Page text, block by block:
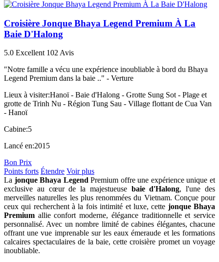
Croisière Jonque Bhaya Legend Premium À La
Baie D'Halong
5.0 Excellent 102 Avis
"Notre famille a vécu une expérience inoubliable à bord du Bhaya
Legend Premium dans la baie .." - Verture
Lieux à visiter:Hanoï - Baie d'Halong - Grotte Sung Sot - Plage et
grotte de Trinh Nu - Région Tung Sau - Village flottant de Cua Van
- Hanoï
Cabine:5
Lancé en:2015
Bon Prix
Points forts Étendre Voir plus
La jonque Bhaya Legend Premium offre une expérience unique et
exclusive au cœur de la majestueusebaie d'Halong, l'une des
merveilles naturelles les plus renommées du Vietnam. Conçue pour
ceux qui recherchent à la fois intimité et luxe, cette jonque Bhaya
Premium allie confort moderne, élégance traditionnelle et service
personnalisé. Avec un nombre limité de cabines élégantes, chacune
offrant une vue imprenable sur les eaux émeraude et les formations
calcaires spectaculaires de la baie, cette croisière promet un voyage
inoubliable.